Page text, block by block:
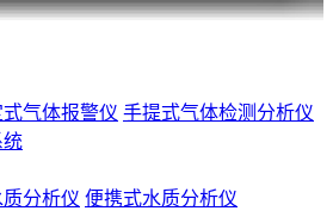
式气体报警仪 手提式气体检测分析仪
统
分析仪 便携式水质分析仪